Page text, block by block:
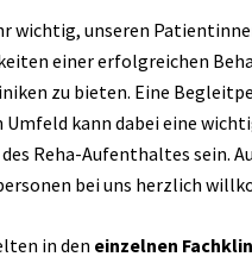
wichtig, unseren
einer erfolgreichen
zu bieten. Eine
Umfeld kann dabei eine
Reha-Aufenthaltes sein.
bei uns herzlich
in den einzelnen